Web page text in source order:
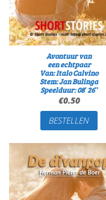
Avontuur van
een echtpaar
Van: Italo Calvino
Stem: Jan Bulinga
Speelduur: 08′ 26″
€0.50
BESTELLEN